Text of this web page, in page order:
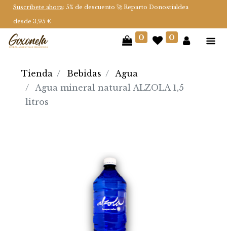
Suscríbete ahora: 5% de descuento 🚀 Reparto Donostialdea
desde 3,95 €
0 0
Tienda Bebidas
Agua
Agua mineral natural ALZOLA 1,5
litros